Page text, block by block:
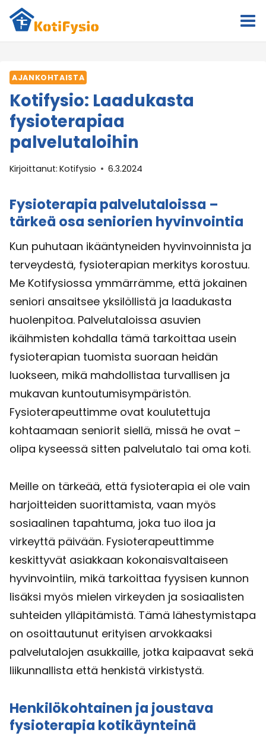
Siirry
sisältöön
AJANKOHTAISTA
Kotifysio: Laadukasta
fysioterapiaa
palvelutaloihin
Kirjoittanut: Kotifysio 6.3.2024
Fysioterapia palvelutaloissa –
tärkeä osa seniorien hyvinvointia
Kun puhutaan ikääntyneiden hyvinvoinnista ja
terveydestä, fysioterapian merkitys korostuu.
Me Kotifysiossa ymmärrämme, että jokainen
seniori ansaitsee yksilöllistä ja laadukasta
huolenpitoa. Palvelutaloissa asuvien
ikäihmisten kohdalla tämä tarkoittaa usein
fysioterapian tuomista suoraan heidän
luokseen, mikä mahdollistaa turvallisen ja
mukavan kuntoutumisympäristön.
Fysioterapeuttimme ovat koulutettuja
kohtaamaan seniorit siellä, missä he ovat –
olipa kyseessä sitten palvelutalo tai oma koti.
Meille on tärkeää, että fysioterapia ei ole vain
harjoitteiden suorittamista, vaan myös
sosiaalinen tapahtuma, joka tuo iloa ja
virkeyttä päivään. Fysioterapeuttimme
keskittyvät asiakkaan kokonaisvaltaiseen
hyvinvointiin, mikä tarkoittaa fyysisen kunnon
lisäksi myös mielen virkeyden ja sosiaalisten
suhteiden ylläpitämistä. Tämä lähestymistapa
on osoittautunut erityisen arvokkaaksi
palvelutalojen asukkaille, jotka kaipaavat sekä
liikunnallista että henkistä virkistystä.
Henkilökohtainen ja joustava
fysioterapia kotikäynteinä